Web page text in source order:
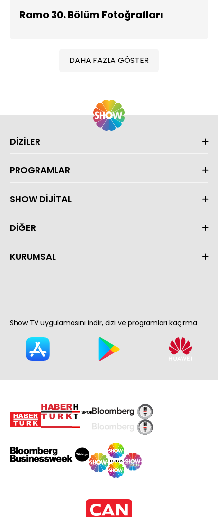
Ramo 30. Bölüm Fotoğrafları
DAHA FAZLA GÖSTER
DİZİLER
PROGRAMLAR
SHOW DİJİTAL
DİĞER
KURUMSAL
Show TV uygulamasını indir, dizi ve programları kaçırma